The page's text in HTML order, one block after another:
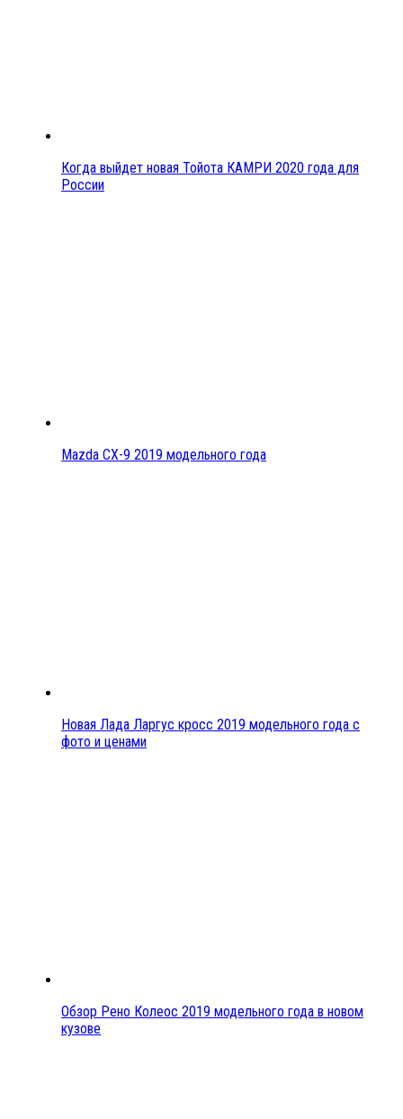
Когда выйдет новая Тойота КАМРИ 2020 года для
России
Mazda CX-9 2019 модельного года
Новая Лада Ларгус кросс 2019 модельного года с
фото и ценами
Обзор Рено Колеос 2019 модельного года в новом
кузове